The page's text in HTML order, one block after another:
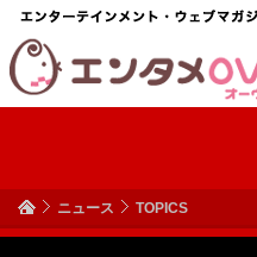
ニュース TOPICS